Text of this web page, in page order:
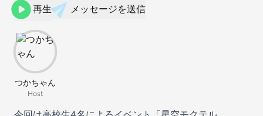
再生 メッセージを送信
つかちゃん
Host